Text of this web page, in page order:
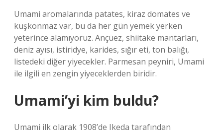
Umami aromalarında patates, kiraz domates ve
kuşkonmaz var, bu da her gün yemek yerken
yeterince alamıyoruz. Ançüez, shiitake mantarları,
deniz ayısı, istiridye, karides, sığır eti, ton balığı,
listedeki diğer yiyecekler. Parmesan peyniri, Umami
ile ilgili en zengin yiyeceklerden biridir.
Umami’yi kim buldu?
Umami ilk olarak 1908’de Ikeda tarafından